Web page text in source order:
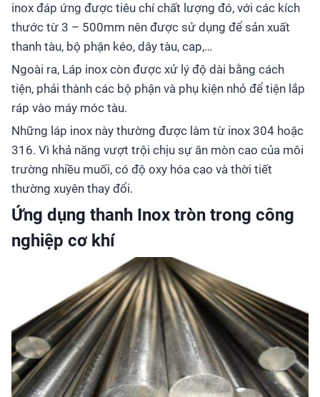
inox đáp ứng được tiêu chí chất lượng đó, với các kích
thước từ 3 – 500mm nên được sử dụng để sản xuất
thanh tàu, bộ phận kéo, dây tàu, cap,…
Ngoài ra, Láp inox còn được xử lý độ dài bằng cách
tiện, phải thành các bộ phận và phụ kiện nhỏ để tiện lắp
ráp vào máy móc tàu.
Những láp inox này thường được làm từ inox 304 hoặc
316. Vì khả năng vượt trội chịu sự ăn mòn cao của môi
trường nhiều muối, có độ oxy hóa cao và thời tiết
thường xuyên thay đổi.
Ứng dụng thanh Inox tròn trong công
nghiệp cơ khí